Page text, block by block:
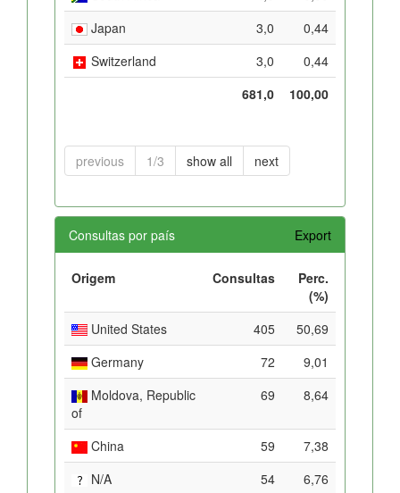
Japan
3,0
0,44
Switzerland
3,0
0,44
681,0
100,00
previous 1/3 show all next
Consultas por país Export
Origem Consultas
Perc.
(%)
United States
405
50,69
Germany
72
9,01
Moldova, Republic
of
69 8,64
China 59
7,38
N/A
54
6,76